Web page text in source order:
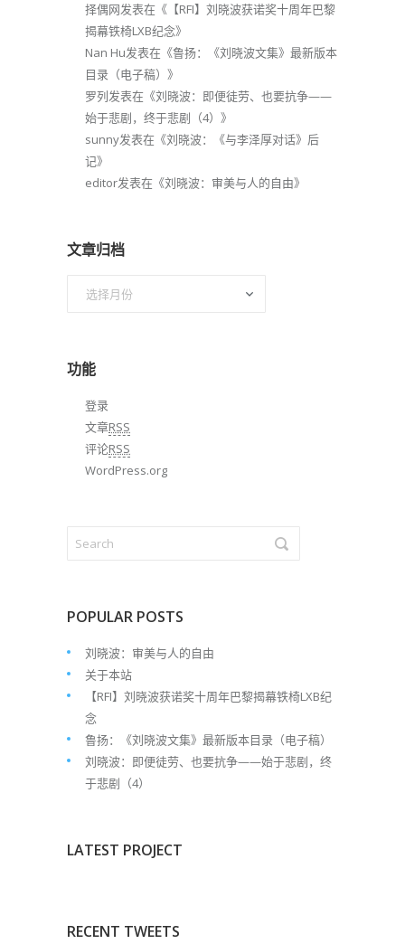
择偶网发表在《 【RFI】刘晓波获诺奖十周年巴黎
揭幕铁椅LXB纪念》
Nan Hu发表在《鲁扬：《刘晓波文集》最新版本
目录（电子稿） 》
罗列发表在《刘晓波：即便徒劳、也要抗争——
始于悲剧，终于悲剧（4） 》
sunny发表在《刘晓波：《与李泽厚对话》后
记》
editor发表在《刘晓波：审美与人的自由》
文章归档
功能
登录
文章RSS
评论RSS
WordPress.org
POPULAR POSTS
刘晓波：审美与人的自由
关于本站
【RFI】刘晓波获诺奖十周年巴黎揭幕铁椅LXB纪
念
鲁扬：《刘晓波文集》最新版本目录（电子稿）
刘晓波：即便徒劳、也要抗争——始于悲剧，终
于悲剧（4）
LATEST PROJECT
RECENT TWEETS